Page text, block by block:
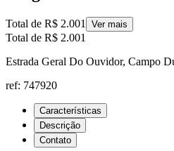
Total de R$ 2.001 Ver mais
Total de R$ 2.001
Estrada Geral Do Ouvidor, Campo
ref: 747920
Características
Descrição
Contato